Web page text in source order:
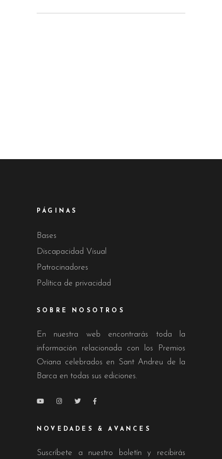
PÁGINAS
Bases
Discapacidad Visual
Patrocinadores
Política de privacidad
SOBRE NOSOTROS
En nuestra web encontrarás toda la
información relacionada con los Premios
Oriana celebrados en Sant Andreu de la
Barca en todas sus ediciones.
NOVEDADES & AVANCES
Suscríbete a nuestro boletín y recibirás